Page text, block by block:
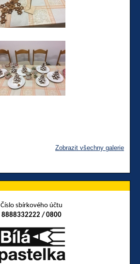
Zobrazit všechny galerie
Číslo sbírkového účtu
8888332222 / 0800